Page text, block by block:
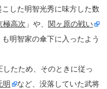
した明智光秀に味方した数
極高次 」や、 関ヶ原の戦い
も明智家の傘下に入ったよう
たため、そのときに従っ
明
など、没落していた武将